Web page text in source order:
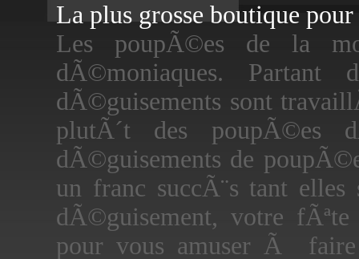
La plus grosse boutique
Les poupÃ©es de la
dÃ©moniaques.
dÃ©guisements sont
plutÃ´t des poupÃ©es
dÃ©guisements de
un franc succÃ¨s tant
dÃ©guisement, votre
pour vous amuser Ã